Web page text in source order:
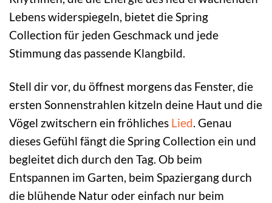
Lebens widerspiegeln, bietet die Spring
Collection für jeden Geschmack und jede
Stimmung das passende Klangbild.
Stell dir vor, du öffnest morgens das Fenster, die
ersten Sonnenstrahlen kitzeln deine Haut und die
Vögel zwitschern ein fröhliches Lied. Genau
dieses Gefühl fängt die Spring Collection ein und
begleitet dich durch den Tag. Ob beim
Entspannen im Garten, beim Spaziergang durch
die blühende Natur oder einfach nur beim